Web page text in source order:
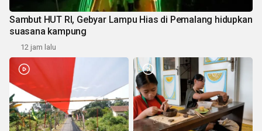
Sambut HUT RI, Gebyar Lampu Hias di Pemalang hidupkan
suasana kampung
12 jam lalu